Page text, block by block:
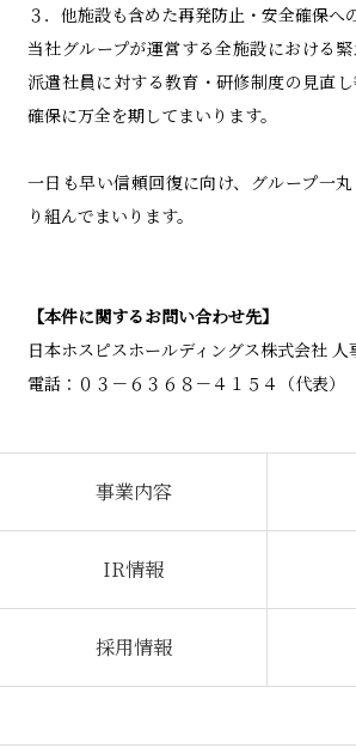
３． 他施設も含めた再発防止・安全確保へ
当社グループが運営する全施設における緊
派遣社員に対する教育・研修制度の見直し
確保に万全を期してまいります。
一日も早い信頼回復に向け、グループ一
り組んでまいります。
【本件に関するお問い合わせ先】
日本ホスピスホールディングス株式会社 人
電話：０３－６３６８－４１５４（代表）
事業内容
IR情報
採用情報